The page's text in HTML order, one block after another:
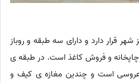
شهر قرار دارد و دارای سه طبقه و روباز
و فروش کاغذ است. در طبقه ی
است و چندین مغازه ی کیف و